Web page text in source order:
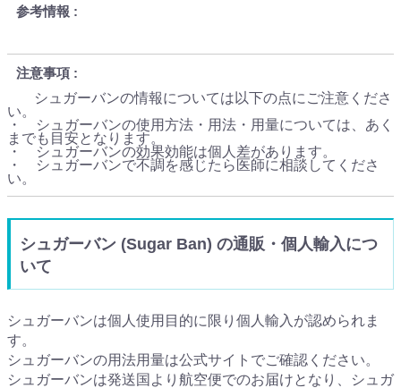
参考情報
注意事項
シュガーバンの情報については以下の点にご注意くださ
い。
・ シュガーバンの使用方法・用法・用量については、あく
までも目安となります。
・ シュガーバンの効果効能は個人差があります。
・ シュガーバンで不調を感じたら医師に相談してくださ
い。
シュガーバン (Sugar Ban) の通販・個人輸入につ
いて
シュガーバンは個人使用目的に限り個人輸入が認められま
す。
シュガーバンの用法用量は公式サイトでご確認ください。
シュガーバンは発送国より航空便でのお届けとなり、シュガ